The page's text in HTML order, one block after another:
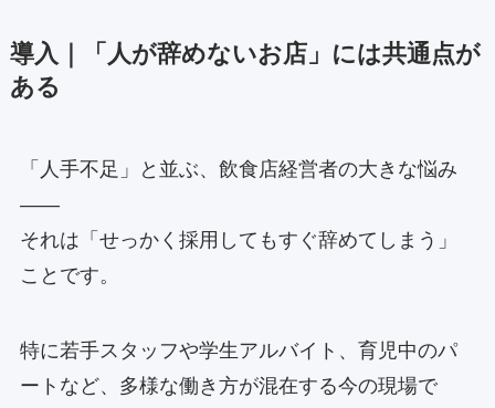
導入｜「人が辞めないお店」には共通点が
ある
「人手不足」と並ぶ、飲食店経営者の大きな悩み
——
それは「せっかく採用してもすぐ辞めてしまう」
ことです。
特に若手スタッフや学生アルバイト、育児中のパ
ートなど、多様な働き方が混在する今の現場で